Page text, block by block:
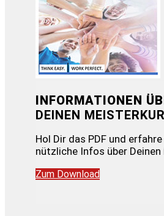
INFORMATIONEN
DEINEN
Hol Dir das PDF und
nützliche Infos über
Zum Download